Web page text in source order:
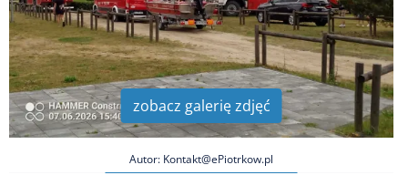
zobacz galerię zdjęć
Autor: Kontakt@ePiotrkow.pl